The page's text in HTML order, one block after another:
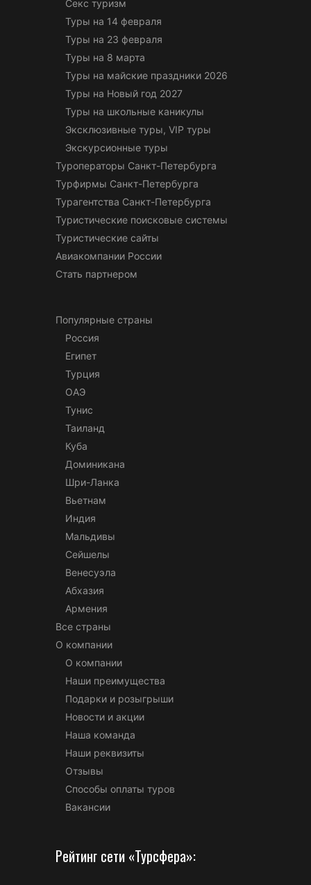
Секс туризм
Туры на 14 февраля
Туры на 23 февраля
Туры на 8 марта
Туры на майские праздники 2026
Туры на Новый год 2027
Туры на школьные каникулы
Эксклюзивные туры, VIP туры
Экскурсионные туры
Туроператоры Санкт-Петербурга
Турфирмы Санкт-Петербурга
Турагентства Санкт-Петербурга
Туристические поисковые системы
Туристические сайты
Авиакомпании России
Стать партнером
Популярные страны
Россия
Египет
Турция
ОАЭ
Тунис
Таиланд
Куба
Доминикана
Шри-Ланка
Вьетнам
Индия
Мальдивы
Сейшелы
Венесуэла
Абхазия
Армения
Все страны
О компании
О компании
Наши преимущества
Подарки и розыгрыши
Новости и акции
Наша команда
Наши реквизиты
Отзывы
Способы оплаты туров
Вакансии
Рейтинг сети «Турсфера»: